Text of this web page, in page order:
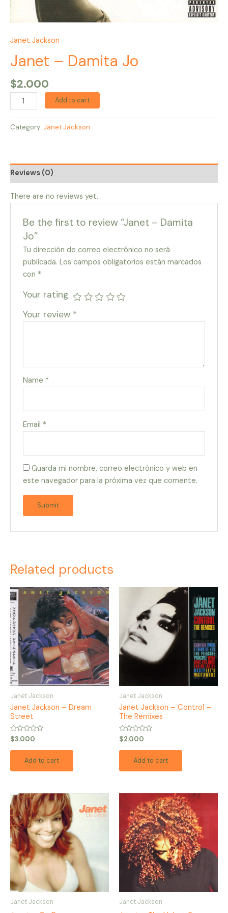
Janet Jackson
Janet – Damita Jo
$2.000
Add to cart
Category: Janet Jackson
Reviews (0)
There are no reviews yet.
Be the first to review “Janet – Damita
Jo”
Tu dirección de correo electrónico no será
publicada. Los campos obligatorios están marcados
con *
Your rating
Your review *
Name *
Email *
Guarda mi nombre, correo electrónico y web en
este navegador para la próxima vez que comente.
Related products
Janet Jackson
Janet Jackson – Dream
Street
Rated
0
out
$3.000
Add to cart
Janet Jackson
Janet Jackson – Control –
The Remixes
Rated
0
out
$2.000
Add to cart
Janet Jackson Janet Jackson